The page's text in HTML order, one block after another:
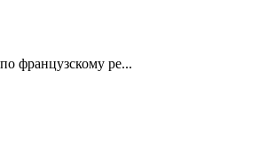
французскому ре...